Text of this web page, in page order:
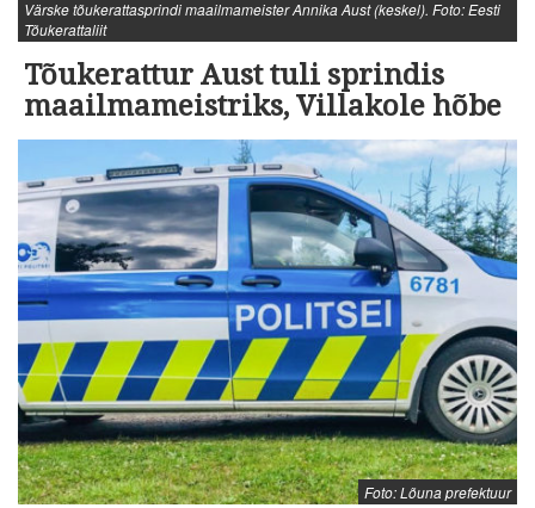
Värske tõukerattasprindi maailmameister Annika Aust (keskel). Foto: Eesti
Tõukerattaliit
Tõukerattur Aust tuli sprindis
maailmameistriks, Villakole hõbe
Foto: Lõuna prefektuur